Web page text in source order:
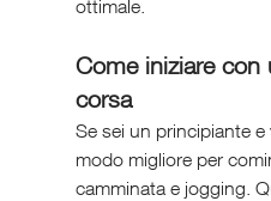
ottimale.
Come iniziare
corsa
Se sei un principiante e
modo migliore per
camminata e jogging.